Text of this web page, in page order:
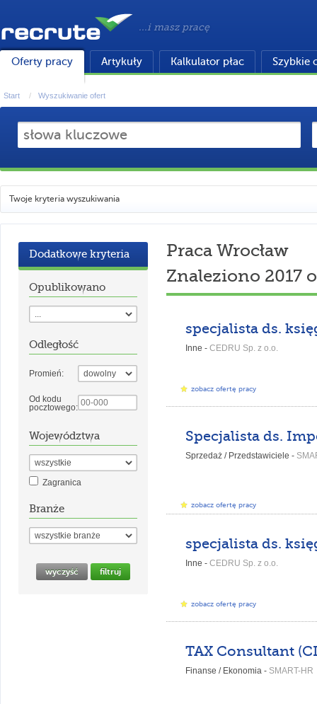
...i masz pracę
Oferty pracy Artykuły Kalkulator płac Szybkie
Start Wyszukiwanie ofert
Twoje kryteria wyszukiwania
Dodatkowe kryteria
Opublikowano
Odległość
Promień:
Od kodu
pocztowego:
Województwa
Zagranica
Branże
Praca Wrocław
Znaleziono 2017
Inne - CEDRU Sp. z o.o.
zobacz ofertę pracy
Sprzedaż / Przedstawiciele -
zobacz ofertę pracy
Inne - CEDRU Sp. z o.o.
zobacz ofertę pracy
TAX Consultant
Finanse / Ekonomia - SMART-HR